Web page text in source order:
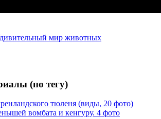
мир животных
(по тегу)
тюленя (виды, 20 фото)
вомбата и кенгуру. 4 фото